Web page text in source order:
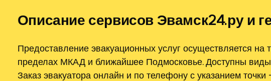
Описание сервисов Эвамск24.ру и
Предоставление эвакуационных услуг осуществляется
пределах МКАД и ближайшее Подмосковье. Доступны виды
Заказ эвакуатора онлайн и по телефону с указанием